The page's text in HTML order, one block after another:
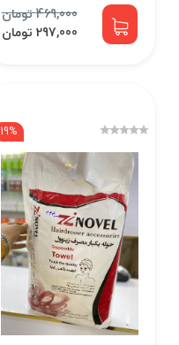
469,000 تومان
297,000 تومان
19%